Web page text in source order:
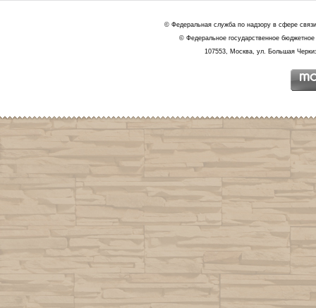
© Федеральная служба по надзору в сфере
© Федеральное государственное
107553, Москва, ул. Большая